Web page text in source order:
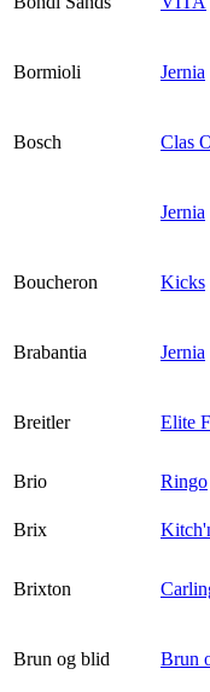
Bormioli Jernia
Bosch Clas
Jernia
Boucheron Kicks
Brabantia Jernia
Breitler Elite
Brio
Ringo
Brix
Brixton
Brun og blid Brun